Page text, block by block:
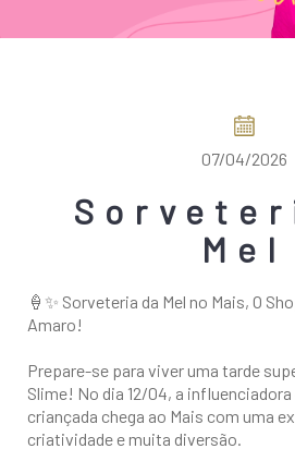
07/04/2026
Mel
🍦✨ Sorveteria da Mel no Mais, O
Amaro!
Prepare-se para viver uma tarde
Slime! No dia 12/04, a influenciadora
criançada chega ao Mais com uma
criatividade e muita diversão.